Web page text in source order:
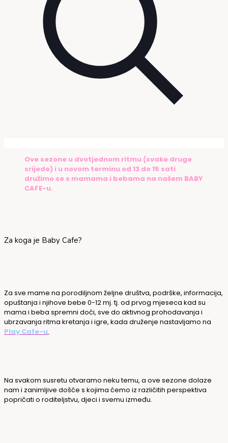
Ove sezone u dvotjednom ritmu (svake druge
srijede) i u novom terminu od 13 do 15 sati
družimo se s mamama i bebama na našem BABY
CAFE-u.
Za koga je Baby Cafe?
Za sve mame na porodiljnom željne društva, podrške, informacija,
opuštanja i njihove bebe 0-12 mj. tj. od prvog mjeseca kad su
mama i beba spremni doći, sve do aktivnog prohodavanja i
ubrzavanja ritma kretanja i igre, kada druženje nastavljamo na
Play Cafe-u.
Na svakom susretu otvaramo neku temu, a ove sezone dolaze
nam i zanimljive došće s kojima ćemo iz različitih perspektiva
popričati o roditeljstvu, djeci i svemu između.